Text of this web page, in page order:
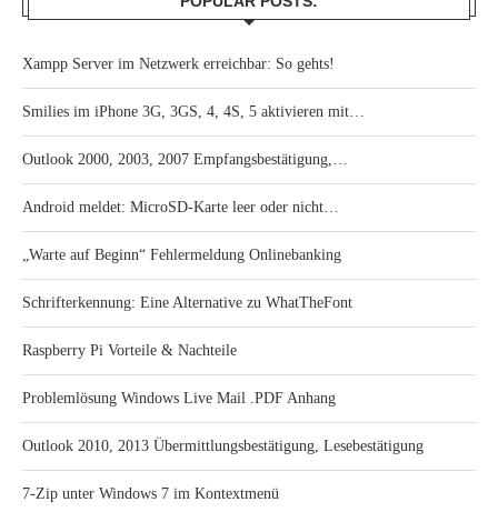
Xampp Server im Netzwerk erreichbar: So gehts!
Smilies im iPhone 3G, 3GS, 4, 4S, 5 aktivieren mit…
Outlook 2000, 2003, 2007 Empfangsbestätigung,…
Android meldet: MicroSD-Karte leer oder nicht…
„Warte auf Beginn“ Fehlermeldung Onlinebanking
Schrifterkennung: Eine Alternative zu WhatTheFont
Raspberry Pi Vorteile & Nachteile
Problemlösung Windows Live Mail .PDF Anhang
Outlook 2010, 2013 Übermittlungsbestätigung, Lesebestätigung
7-Zip unter Windows 7 im Kontextmenü